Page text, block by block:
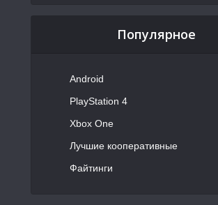
Популярное
Android
PlayStation 4
Xbox One
Лучшие кооперативные
Файтинги